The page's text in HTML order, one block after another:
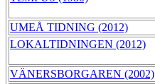
UMEÅ TIDNING (2012)
LOKALTIDNINGEN (2012)
VÄNERSBORGAREN (2002)